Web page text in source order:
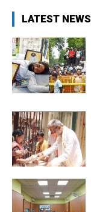
LATEST NEWS